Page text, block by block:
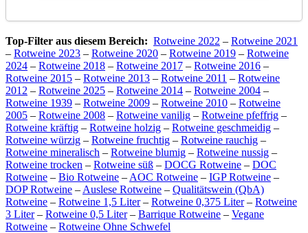
Top-Filter aus diesem Bereich: Rotweine 2022 – Rotweine 2021
– Rotweine 2023 – Rotweine 2020 – Rotweine 2019 – Rotweine
2024 – Rotweine 2018 – Rotweine 2017 – Rotweine 2016 –
Rotweine 2015 – Rotweine 2013 – Rotweine 2011 – Rotweine
2012 – Rotweine 2025 – Rotweine 2014 – Rotweine 2004 –
Rotweine 1939 – Rotweine 2009 – Rotweine 2010 – Rotweine
2005 – Rotweine 2008 – Rotweine vanilig – Rotweine pfeffrig –
Rotweine kräftig – Rotweine holzig – Rotweine geschmeidig –
Rotweine würzig – Rotweine fruchtig – Rotweine rauchig –
Rotweine mineralisch – Rotweine blumig – Rotweine nussig –
Rotweine trocken – Rotweine süß – DOCG Rotweine – DOC
Rotweine – Bio Rotweine – AOC Rotweine – IGP Rotweine –
DOP Rotweine – Auslese Rotweine – Qualitätswein (QbA)
Rotweine – Rotweine 1,5 Liter– Rotweine 0,375 Liter– Rotweine
3 Liter– Rotweine 0,5 Liter– Barrique Rotweine – Vegane
Rotweine – Rotweine Ohne Schwefel